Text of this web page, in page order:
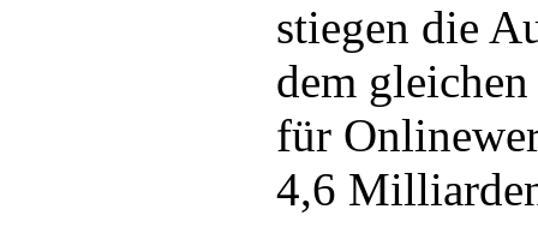
stiegen die
dem
für
4,6